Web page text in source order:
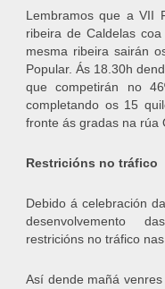
Lembramos que a VII
ribeira de Caldelas
mesma ribeira sairán
Popular. Ás 18.30h
que competirán no
completando os 15
fronte ás gradas na rúa
Restricións no tráfico
Debido á celebración
desenvolvemento
restricións no tráfico
Así dende mañá